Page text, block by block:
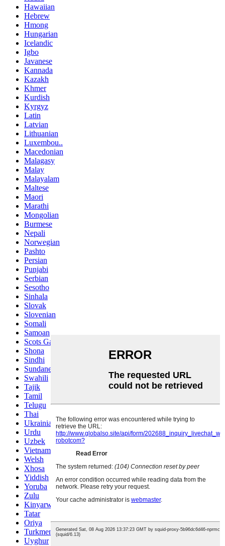
Hawaiian
Hebrew
Hmong
Hungarian
Icelandic
Igbo
Javanese
Kannada
Kazakh
Khmer
Kurdish
Kyrgyz
Latin
Latvian
Lithuanian
Luxembou..
Macedonian
Malagasy
Malay
Malayalam
Maltese
Maori
Marathi
Mongolian
Burmese
Nepali
Norwegian
Pashto
Persian
Punjabi
Serbian
Sesotho
Sinhala
Slovak
Slovenian
Somali
Samoan
Scots Gaelic
Shona
Sindhi
Sundanese
Swahili
Tajik
Tamil
Telugu
Thai
Ukrainian
Urdu
Uzbek
Vietnamese
Welsh
Xhosa
Yiddish
Yoruba
Zulu
Kinyarwanda
Tatar
Oriya
Turkmen
Uyghur